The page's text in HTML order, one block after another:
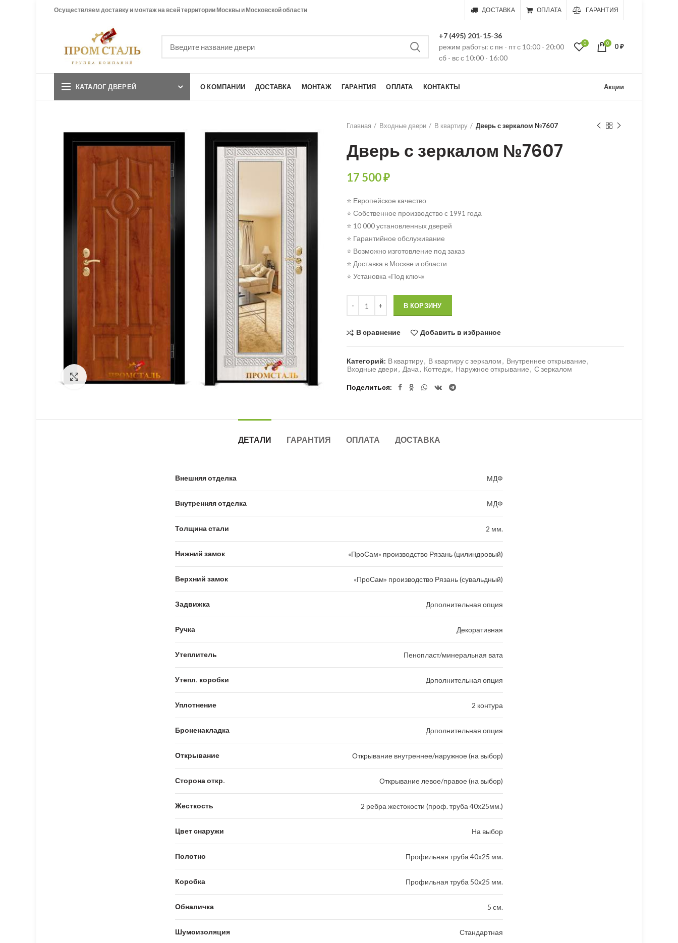
Осуществляем доставку и монтаж на всей территории Москвы и Московской области ДОСТАВКА ОПЛАТА ГАРАНТИЯ
+7 (495) 201-15-36
режим работы: с пн - пт с 10:00 - 20:00
сб - вс с 10:00 - 16:00
0 0 0₽
КАТАЛОГ ДВЕРЕЙ О КОМПАНИИ ДОСТАВКА МОНТАЖ ГАРАНТИЯ ОПЛАТА КОНТАКТЫ Акции
Click to enlarge
Главная Входные двери В квартиру Дверь с зеркалом №7607
Дверь с зеркалом №7607
17 500₽
⭐ Европейское качество
⭐ Собственное производство с 1991 года
⭐ 10 000 установленных дверей
⭐ Гарантийное обслуживание
⭐ Возможно изготовление под заказ
⭐ Доставка в Москве и области
⭐ Установка «Под ключ»
В КОРЗИНУ
В сравнение Добавить в избранное
Категорий: В квартиру, В квартиру с зеркалом, Внутреннее открывание,
Входные двери, Дача, Коттедж, Наружное открывание, С зеркалом
Поделиться
ДЕТАЛИ ГАРАНТИЯ ОПЛАТА ДОСТАВКА
Внешняя отделка МДФ
Внутренняя отделка МДФ
Толщина стали 2 мм.
Нижний замок «ПроСам» производство Рязань (цилиндровый)
Верхний замок «ПроСам» производство Рязань (сувальдный)
Задвижка Дополнительная опция
Ручка Декоративная
Утеплитель Пенопласт/минеральная вата
Утепл. коробки Дополнительная опция
Уплотнение 2 контура
Броненакладка Дополнительная опция
Открывание Открывание внутреннее/наружное (на выбор)
Сторона откр. Открывание левое/правое (на выбор)
Жесткость 2 ребра жестокости (проф. труба 40х25мм.)
Цвет снаружи На выбор
Полотно Профильная труба 40х25 мм.
Коробка Профильная труба 50х25 мм.
Обналичка 5 см.
Шумоизоляция Стандартная